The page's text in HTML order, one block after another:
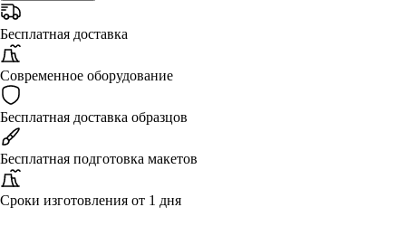
Бесплатная доставка
Современное оборудование
Бесплатная доставка образцов
Бесплатная подготовка макетов
Сроки изготовления от 1 дня